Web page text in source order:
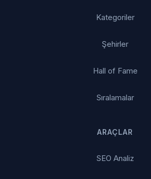
Kategoriler
Şehirler
Hall of Fame
Sıralamalar
ARAÇLAR
SEO Analiz